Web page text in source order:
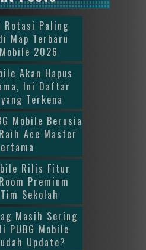
Paling
Map Terbaru
2026
Akan Hapus
Ini Daftar
Terkena
Mobile Berusia
Ace Master
Rilis Fitur
Premium
Sekolah
Masih Sering
PUBG Mobile
Update?